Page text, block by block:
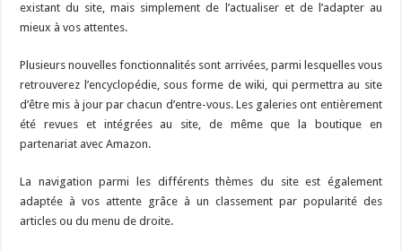
existant du site, mais simplement de l’actualiser et de l’adapter au
mieux à vos attentes.
Plusieurs nouvelles fonctionnalités sont arrivées, parmi lesquelles vous
retrouverez l’encyclopédie, sous forme de wiki, qui permettra au site
d’être mis à jour par chacun d’entre-vous. Les galeries ont entièrement
été revues et intégrées au site, de même que la boutique en
partenariat avec Amazon.
La navigation parmi les différents thèmes du site est également
adaptée à vos attente grâce à un classement par popularité des
articles ou du menu de droite.